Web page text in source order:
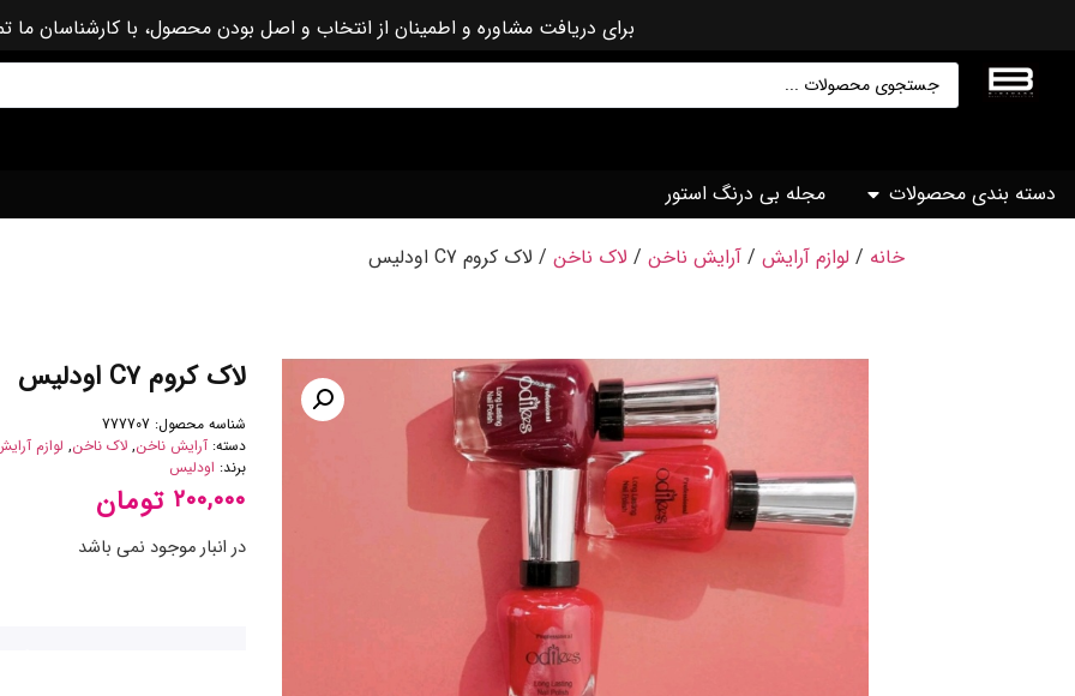
برای دریافت مشاوره و اطمینان از انتخاب و اصل بودن محصول، با کارشناسان ما
دسته بندی محصولات مجله بی درنگ استور
خانه / لوازم آرایش / آرایش ناخن / لاک ناخن / لاک کروم C7 اودلیس
لاک کروم C7 اودلیس
شناسه محصول: 777707
دسته: آرایش ناخن, لاک ناخن, لوازم
برند: اودلیس
۲۰۰,۰۰۰ تومان
در انبار موجود نمی باشد